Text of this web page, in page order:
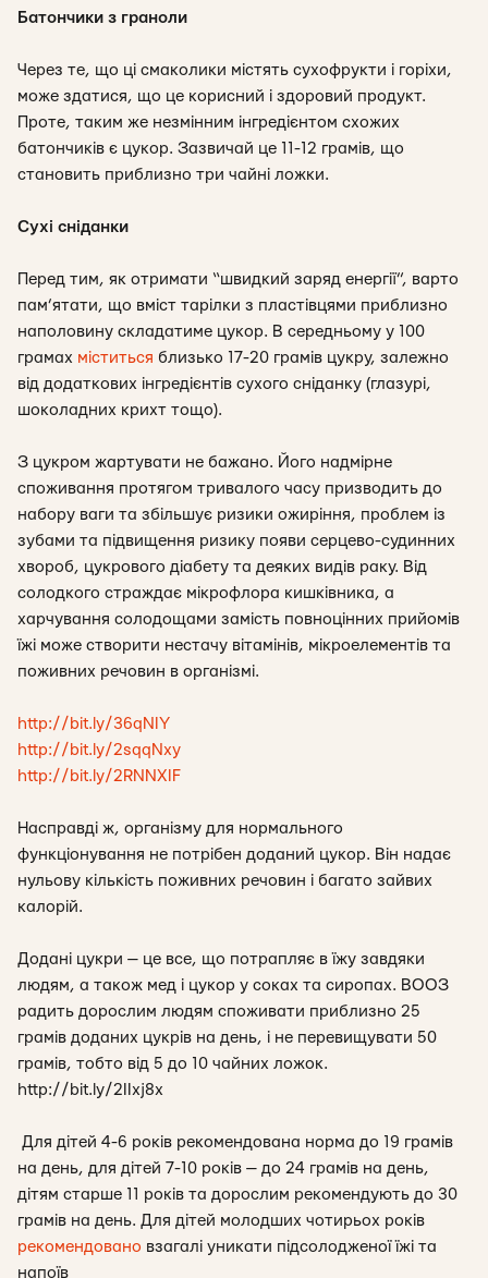
Батончики з граноли
Через те, що ці смаколики містять сухофрукти і горіхи,
може здатися, що це корисний і здоровий продукт.
Проте, таким же незмінним інгредієнтом схожих
батончиків є цукор. Зазвичай це 11-12 грамів, що
становить приблизно три чайні ложки.
Сухі сніданки
Перед тим, як отримати “швидкий заряд енергії”, варто
пам’ятати, що вміст тарілки з пластівцями приблизно
наполовину складатиме цукор. В середньому у 100
грамах міститься близько 17-20 грамів цукру, залежно
від додаткових інгредієнтів сухого сніданку (глазурі,
шоколадних крихт тощо).
З цукром жартувати не бажано. Його надмірне
споживання протягом тривалого часу призводить до
набору ваги та збільшує ризики ожиріння, проблем із
зубами та підвищення ризику появи серцево-судинних
хвороб, цукрового діабету та деяких видів раку. Від
солодкого страждає мікрофлора кишківника, а
харчування солодощами замість повноцінних прийомів
їжі може створити нестачу вітамінів, мікроелементів та
поживних речовин в організмі.
http://bit.ly/36qNIY
http://bit.ly/2sqqNxy
http://bit.ly/2RNNXIF
Насправді ж, організму для нормального
функціонування не потрібен доданий цукор. Він надає
нульову кількість поживних речовин і багато зайвих
калорій.
Додані цукри — це все, що потрапляє в їжу завдяки
людям, а також мед і цукор у соках та сиропах. ВООЗ
радить дорослим людям споживати приблизно 25
грамів доданих цукрів на день, і не перевищувати 50
грамів, тобто від 5 до 10 чайних ложок.
http://bit.ly/2IIxj8x
Для дітей 4-6 років рекомендована норма до 19 грамів
на день, для дітей 7-10 років — до 24 грамів на день,
дітям старше 11 років та дорослим рекомендують до 30
грамів на день. Для дітей молодших чотирьох років
рекомендовано взагалі уникати підсолодженої їжі та
напоїв